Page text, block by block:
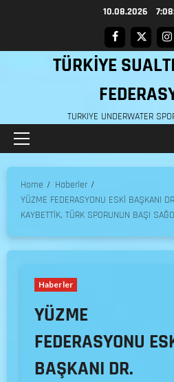
10.08.2026
TÜRKİYE
TURKIYE UNDERWATER
Home
Haberler
YÜZME FEDERASYONU ESKİ BAŞKANI
KAYBETTİK, TÜRK SPORUNUN BAŞI
Haberler
YÜZME
FEDERASYONU
BAŞKANI DR.